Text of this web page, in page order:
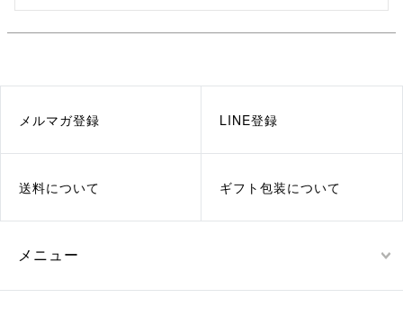
メルマガ登録 LINE登録
送料について ギフト包装について
メニュー